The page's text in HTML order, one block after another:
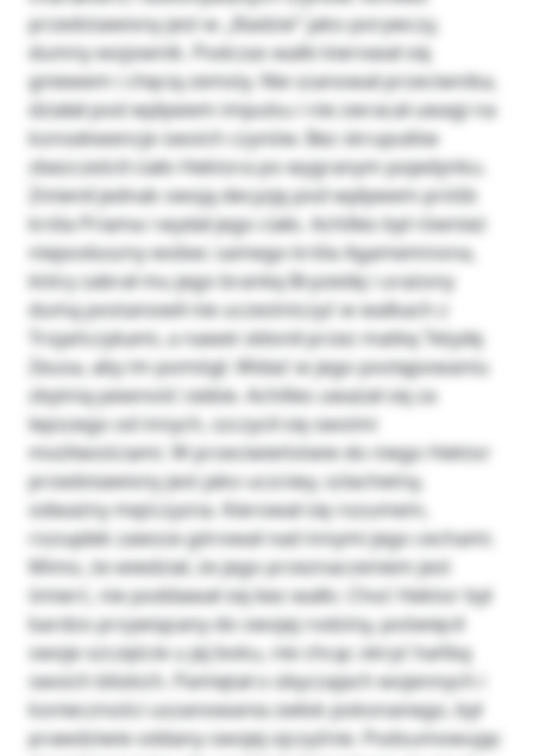
przedstawiony jest w „Iliadzie” jako porywczy,
dumny wojownik. Podczas walki kierował się
gniewem i chęcią zemsty. Nie szanował przeciwnika,
działał pod wpływem impulsu i nie zwracał uwagi na
konsekwencje swoich czynów. Bez skrupułów
zbezcześcił ciało Hektora po wygranym pojedynku.
Zmienił jednak swoją decyzję pod wpływem próśb
króla Priama i wydał jego ciało. Achilles był również
nieposłuszny wobec samego króla Agamemnona,
który zabrał mu jego brankę Bryzeidę i urażony
dumą postanowił nie uczestniczyć w walkach z
Trojańczykami, a nawet skłonił przez matkę Tetydę
Zeusa, aby im pomógł. Widać w jego postępowaniu
zbytnią pewność siebie. Achilles uważał się za
lepszego od innych, szczycił się swoimi
możliwościami. W przeciwieństwie do niego Hektor
przedstawiony jest jako uczciwy, szlachetny,
odważny mężczyzna. Kierował się rozumem,
rozsądek zawsze górował nad innymi jego cechami.
Mimo, że wiedział, że jego przeznaczeniem jest
śmierć, nie poddawał się bez walki. Choć Hektor był
bardzo przywiązany do swojej rodziny, poświęcił
swoje szczęście u jej boku, nie chcąc okryć hańbą
swoich bliskich. Pamiętał o obyczajach wojennych i
konieczności uszanowania zwłok pokonanego, był
prawdziwie oddany swojej ojczyźnie. Podsumowując